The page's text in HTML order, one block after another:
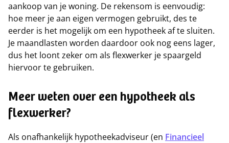
aankoop van je woning. De rekensom is eenvoudig:
hoe meer je aan eigen vermogen gebruikt, des te
eerder is het mogelijk om een hypotheek af te sluiten.
Je maandlasten worden daardoor ook nog eens lager,
dus het loont zeker om als flexwerker je spaargeld
hiervoor te gebruiken.
Meer weten over een hypotheek als
flexwerker?
Als onafhankelijk hypotheekadviseur (en Financieel